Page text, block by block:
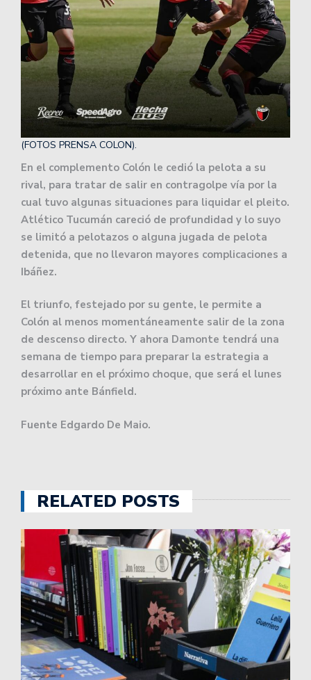
(FOTOS PRENSA COLON).
En el complemento Colón le cedió la pelota a su
rival, para tratar de salir en contragolpe vía por la
cual tuvo algunas situaciones para liquidar el pleito.
Atlético Tucumán careció de profundidad y lo suyo
se limitó a pelotazos o alguna jugada de pelota
detenida, que no llevaron mayores complicaciones a
Ibáñez.
El triunfo, festejado por su gente, le permite a
Colón al menos momentáneamente salir de la zona
de descenso directo. Y ahora Damonte tendrá una
semana de tiempo para preparar la estrategia a
desarrollar en el próximo choque, que será el lunes
próximo ante Bánfield.
Fuente Edgardo De Maio.
RELATED POSTS